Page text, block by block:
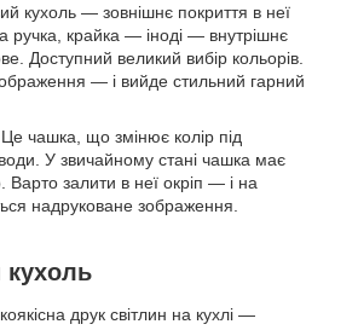
— зовнішнє покриття в неї
ручка, крайка — іноді — внутрішнє
Доступний великий вибір кольорів.
— і вийде стильний гарний
чашка, що змінює колір під
У звичайному стані чашка має
Варто залити в неї окріп — і на
надруковане зображення.
кухоль
друк світлин на кухлі —